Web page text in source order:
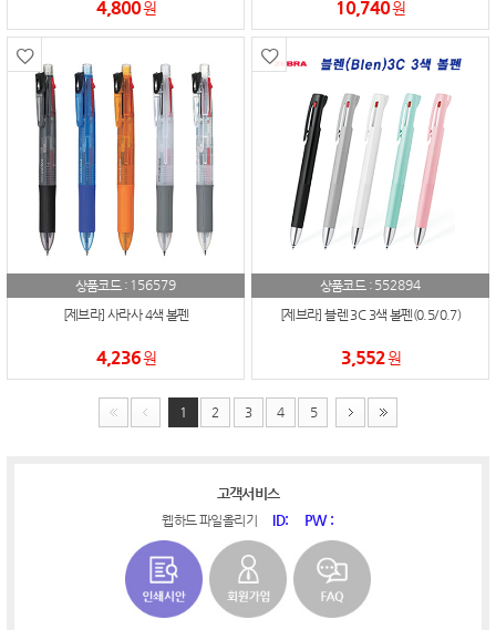
4,800원 10,740원
상품코드 : 156579
[제브라] 사라사 4색 볼펜
4,236원
상품코드 : 552894
[제브라] 블렌 3C 3색 볼펜(0.5/0.7)
3,552원
1 2 3 4 5
고객서비스
웹하드 파일올리기 ID: PW :